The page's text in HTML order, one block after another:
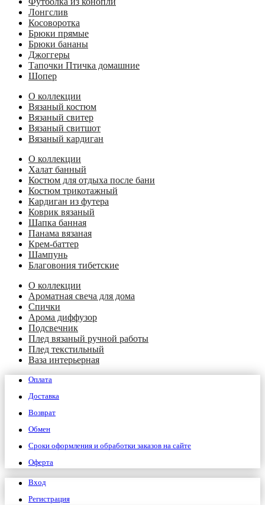
Лонгслив
Косоворотка
Брюки прямые
Брюки бананы
Джоггеры
Тапочки Птичка домашние
Шопер
О коллекции
Вязаный костюм
Вязаный свитер
Вязаный свитшот
Вязаный кардиган
О коллекции
Халат банный
Костюм для отдыха после бани
Костюм трикотажный
Кардиган из футера
Коврик вязаный
Шапка банная
Панама вязаная
Крем-баттер
Шампунь
Благовония тибетские
О коллекции
Ароматная свеча для дома
Спички
Арома диффузор
Подсвечник
Плед вязаный ручной работы
Плед текстильный
Ваза интерьерная
Оплата
Доставка
Возврат
Обмен
Сроки оформления и обработки заказов на сайте
Оферта
Вход
Регистрация